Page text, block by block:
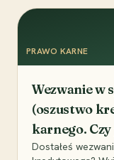
PRAWO KARNE
Wezwanie w
(oszustwo
karnego.
Dostałeś